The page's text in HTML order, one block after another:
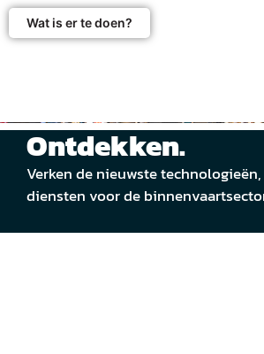
Wat is er te doen?
Ontdekken.
Verken de nieuwste
diensten voor de